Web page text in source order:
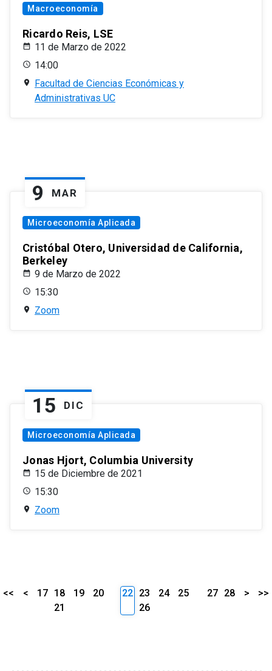
Macroeconomía
Ricardo Reis, LSE
11 de Marzo de 2022
14:00
Facultad de Ciencias Económicas y
Administrativas UC
9 MAR
Microeconomía Aplicada
Cristóbal Otero, Universidad de California,
Berkeley
9 de Marzo de 2022
15:30
Zoom
15 DIC
Microeconomía Aplicada
Jonas Hjort, Columbia University
15 de Diciembre de 2021
15:30
Zoom
<< < 17 18 19
20
21
22 23 24
25
26
27 28 > >>